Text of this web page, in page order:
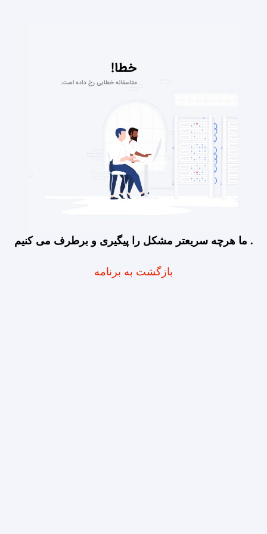
ما هرچه سریعتر مشکل را پیگیری و برطرف می کنیم .
بازگشت به برنامه